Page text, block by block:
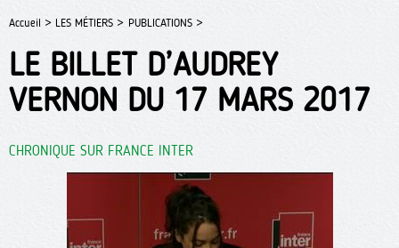
Accueil > LES MÉTIERS > PUBLICATIONS >
LE BILLET D’AUDREY
VERNON DU 17 MARS 2017
CHRONIQUE SUR FRANCE INTER